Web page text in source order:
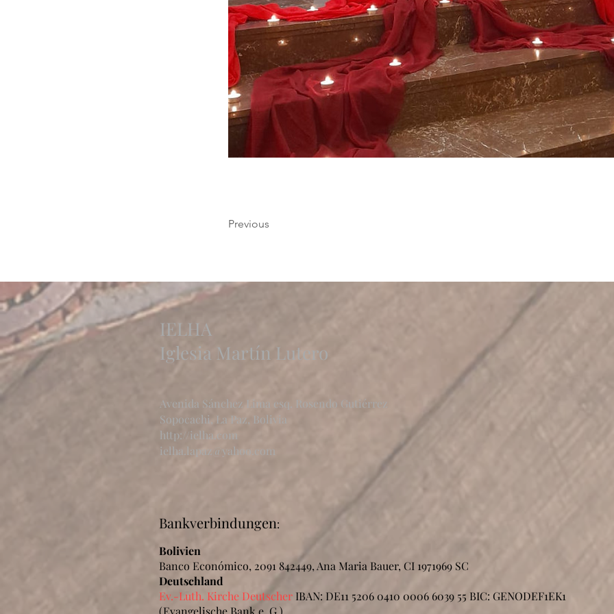
Previous
IELHA
Iglesia Martín Lutero
Avenida Sánchez Lima esq. Rosendo Gutiérrez
Sopocachi, La Paz, Bolivia
http://ielha.com
ielha.lapaz@yahoo.com
Bankverbindungen:
Bolivien
Banco Económico, 2091 842449, Ana Maria Bauer, CI 1971969 SC
Deutschland
Ev.-Luth. Kirche Deutscher IBAN: DE11 5206 0410 0006 6039 55 BIC: GENODEF1EK1
(Evangelische Bank e. G.)